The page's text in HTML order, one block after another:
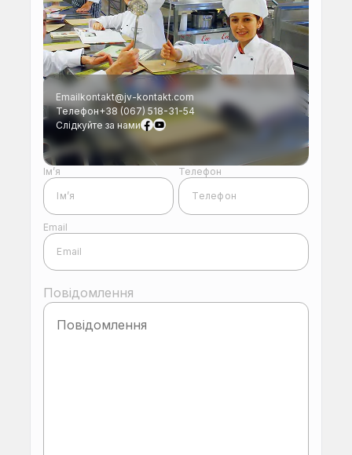
Ім’я Телефон
Email
Повідомлення
Emailkontakt@jv-kontakt.com
Телефон+38 (067) 518-31-54
Слідкуйте за нами